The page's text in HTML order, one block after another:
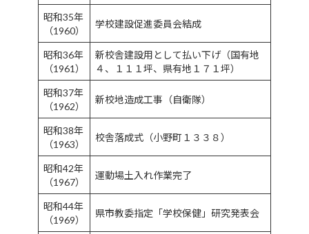
昭和35年
（1960）
学校建設促進委員会結成
昭和36年
（1961）
新校舎建設用として払い下げ（国有地
４、１１１坪、県有地１７１坪）
昭和37年
（1962）
新校地造成工事（自衛隊）
昭和38年
（1963）
校舎落成式（小野町１３３８）
昭和42年
（1967）
運動場土入れ作業完了
昭和44年
（1969）
県市教委指定「学校保健」研究発表会